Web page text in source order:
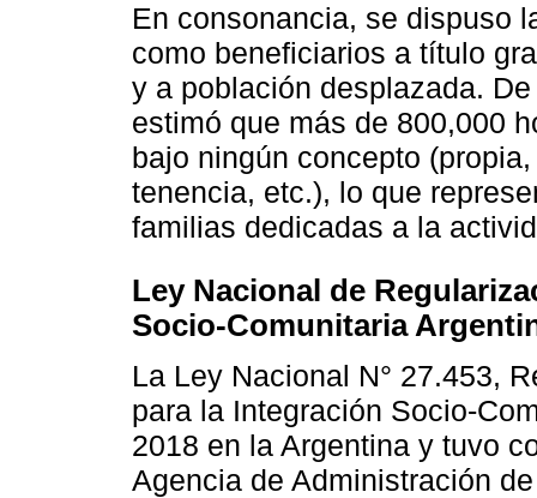
En consonancia, se dispuso
como beneficiarios a título
y a población desplazada.
estimó que más de 800,000
bajo ningún concepto
tenencia, etc.), lo que
familias dedicadas a la
Ley Nacional de
Socio-Comunitaria
La Ley Nacional N° 27.453,
para la Integración Socio-
2018 en la Argentina y tuvo
Agencia de Administración